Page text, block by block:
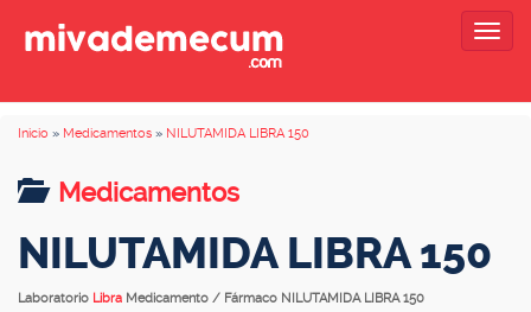
Inicio » Medicamentos » NILUTAMIDA LIBRA 150
Medicamentos
NILUTAMIDA LIBRA 150
Laboratorio Libra Medicamento / Fármaco NILUTAMIDA LIBRA 150